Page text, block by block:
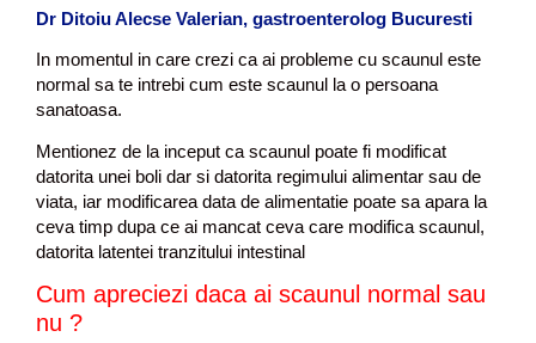
a
i
n
o
e
r
a
t
Dr Ditoiu Alecse Valerian, gastroenterolog Bucuresti
In momentul in care crezi ca ai probleme cu scaunul este
normal sa te intrebi cum este scaunul la o persoana
sanatoasa.
Mentionez de la inceput ca scaunul poate fi modificat
datorita unei boli dar si datorita regimului alimentar sau de
viata, iar modificarea data de alimentatie poate sa apara la
ceva timp dupa ce ai mancat ceva care modifica scaunul,
datorita latentei tranzitului intestinal
Cum apreciezi daca ai scaunul normal sau
nu ?